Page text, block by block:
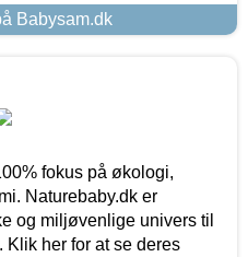
Babysam.dk
fokus på økologi,
Naturebaby.dk er
og miljøvenlige univers til
Klik her for at se deres